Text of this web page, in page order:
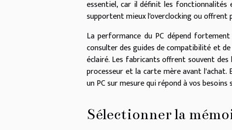
essentiel, car il définit les fonctionnalités
supportent mieux l'overclocking ou offrent
La performance du PC dépend
consulter des guides de compatibilité et
éclairé. Les fabricants offrent souvent
processeur et la carte mère avant l'achat.
un PC sur mesure qui répond à vos besoins
Sélectionner la